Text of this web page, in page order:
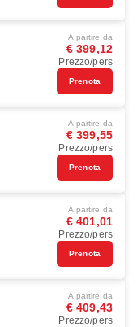
A partire da
€ 399,12
Prezzo/pers
Prenota
A partire da
€ 399,55
Prezzo/pers
Prenota
A partire da
€ 401,01
Prezzo/pers
Prenota
A partire da
€ 409,43
Prezzo/pers